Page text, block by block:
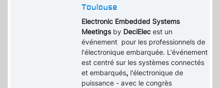
Toulouse
Electronic Embedded Systems
Meetingsby DeciElecest un
événement pour les professionnels de
l'électronique embarquée. L'événement
est centré sur les systèmes connectés
et embarqués, l'électronique de
puissance - avec le congrès